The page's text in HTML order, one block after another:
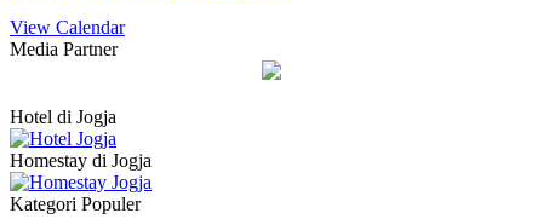
View Calendar
Media Partner
Hotel di Jogja
Homestay di Jogja
Kategori Populer